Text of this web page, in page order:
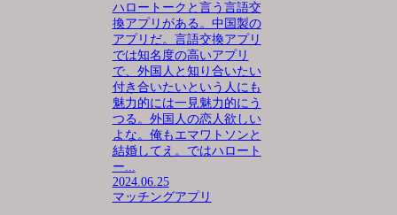
ハロートークと言う言語交
換アプリがある。中国製の
アプリだ。言語交換アプリ
では知名度の高いアプリ
で、外国人と知り合いたい
付き合いたいという人にも
魅力的には一見魅力的にう
つる。外国人の恋人欲しい
よな。俺もエマワトソンと
結婚してえ。ではハロート
ー...
2024.06.25
マッチングアプリ